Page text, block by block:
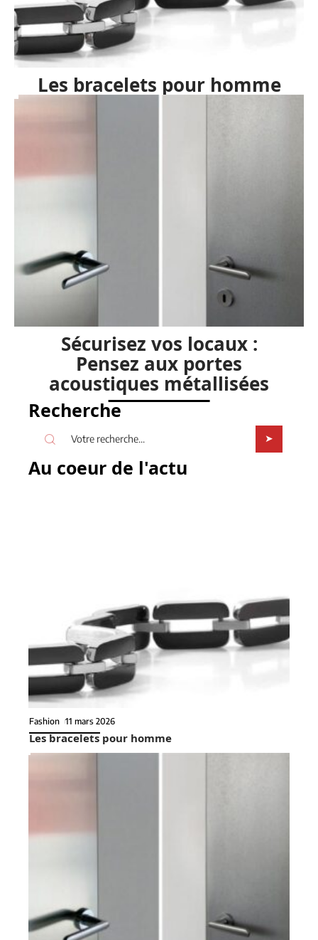
Les bracelets pour homme
Sécurisez vos locaux :
Pensez aux portes
acoustiques métallisées
Recherche
Au coeur de l'actu
Fashion 11 mars 2026
Les bracelets pour homme